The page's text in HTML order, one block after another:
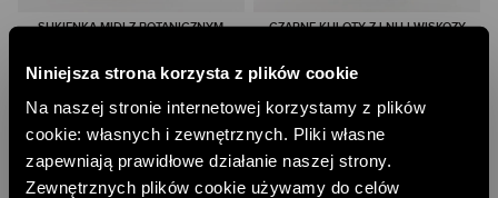
Niniejsza strona korzysta z plików cookie
Na naszej stronie internetowej korzystamy z plików
cookie: własnych i zewnętrznych. Pliki własne
zapewniają prawidłowe działanie naszej strony.
Zewnętrznych plików cookie używamy do celów
SUKIENKA MIDI Z BOTANICZNYM
359,00 PLN
CENA REGULARNA:599,00 PLN
-10% PRZY ZAKUPIE ZA 500 PLN
CZARNE KULOTY Z LNU I WISKOZY
NAJNIŻSZA CENA Z 30 DNI:
-10% PRZY ZAKUPIE ZA 500 PLN